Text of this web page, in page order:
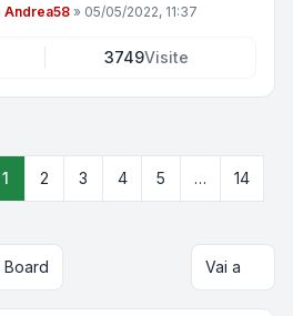
Andrea58 » 05/05/2022, 11:37
3749Visite
di14
1 2 3 4 5 …
14
Board Vai a